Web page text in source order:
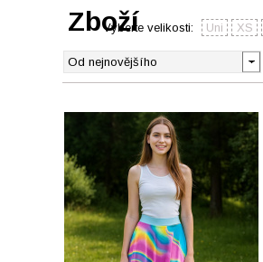
ZbožíVyberte velikosti: Uni XS